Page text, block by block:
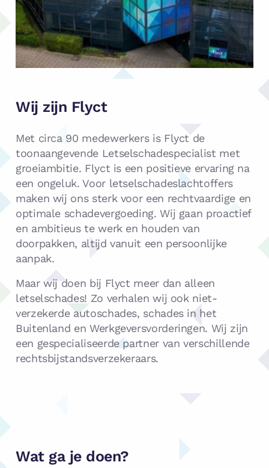
Wij zijn Flyct
Met circa 90 medewerkers is Flyct de
toonaangevende Letselschadespecialist met
groeiambitie. Flyct is een positieve ervaring na
een ongeluk. Voor letselschadeslachtoffers
maken wij ons sterk voor een rechtvaardige en
optimale schadevergoeding. Wij gaan proactief
en ambitieus te werk en houden van
doorpakken, altijd vanuit een persoonlijke
aanpak.
Maar wij doen bij Flyct meer dan alleen
letselschades! Zo verhalen wij ook niet-
verzekerde autoschades, schades in het
Buitenland en Werkgeversvorderingen. Wij zijn
een gespecialiseerde partner van verschillende
rechtsbijstandsverzekeraars.
Wat ga je doen?